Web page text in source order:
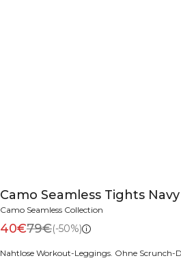
Camo Seamless Tights
Camo Seamless Collection
40€79€(-50%)
Nahtlose Workout-Leggings. Ohne Scrunch-